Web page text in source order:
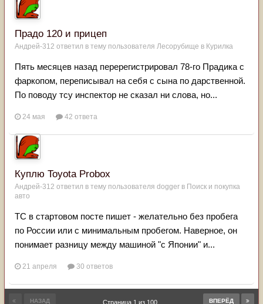
Прадо 120 и прицеп
Андрей-312 ответил в тему пользователя Лесорубище в Курилка
Пять месяцев назад перерегистрировал 78-го Прадика с
фаркопом, переписывал на себя с сына по дарственной.
По поводу тсу инспектор не сказал ни слова, но...
24 мая 42 ответа
Куплю Toyota Рrobox
Андрей-312 ответил в тему пользователя dogger в Поиск и покупка
авто
ТС в стартовом посте пишет - желательно без пробега
по России или с минимальным пробегом. Наверное, он
понимает разницу между машиной "с Японии" и...
21 апреля 30 ответов
НАЗАД ВПЕРЁД
Страница 1 из 100